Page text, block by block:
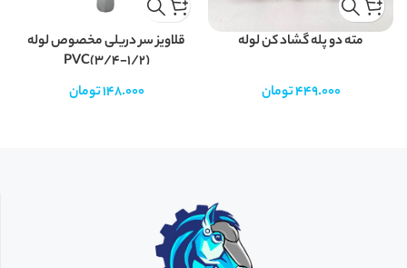
مته دو پله گشاد کن لوله
449.000تومان
قلاویز سر دریلی مخصوص لوله
PVC(3/4-1/2)
148.000تومان